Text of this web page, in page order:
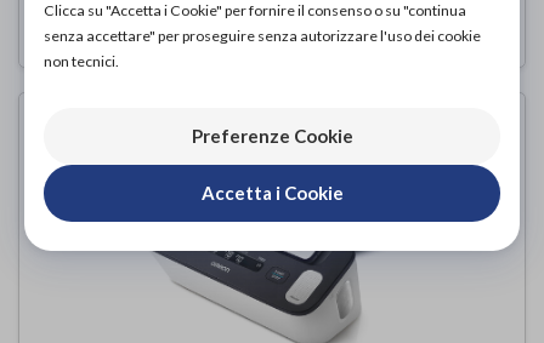
Clicca su "Accetta i Cookie" per fornire il consenso o su "continua
senza accettare" per proseguire senza autorizzare l'uso dei cookie
non tecnici.
Preferenze Cookie
Accetta i Cookie